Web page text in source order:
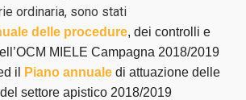
ordinaria, sono stati
delle procedure, dei controlli e
MIELE Campagna 2018/2019
il
Piano annuale di attuazione delle
settore apistico 2018/2019